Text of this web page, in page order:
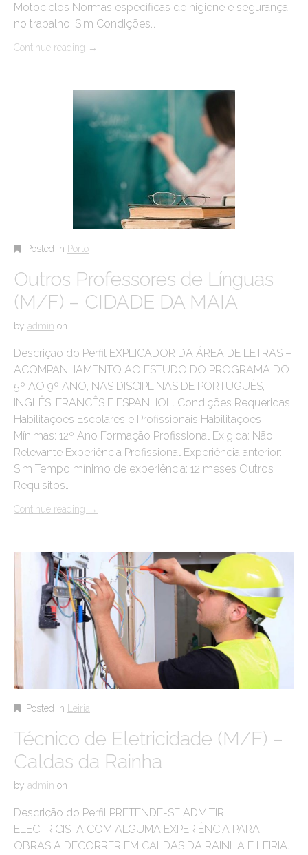
Motociclos Normas específicas de higiene e segurança
no trabalho: Sim Condições…
Continue reading →
Posted in Porto
Outros Professores de Línguas
(M/F) – CIDADE DA MAIA
by admin on
Descrição do Perfil EXPLICADOR DA ÁREA DE LETRAS –
ACOMPANHAMENTO AO ESTUDO DO PROGRAMA DO
5º AO 9º ANO, NAS DISCIPLINAS DE PORTUGUÊS,
INGLÊS, FRANCÊS E ESPANHOL. Condições Requeridas
Habilitações Escolares e Profissionais Habilitações
Mínimas: 12º Ano Formação Profissional Exigida: Não
Relevante Experiência Profissional Experiência anterior:
Sim Tempo mínimo de experiência: 12 meses Outros
Requisitos…
Continue reading →
Posted in Leiria
Técnico de Eletricidade (M/F) –
Caldas da Rainha
by admin on
Descrição do Perfil PRETENDE-SE ADMITIR
ELECTRICISTA COM ALGUMA EXPERIÊNCIA PARA
OBRAS A DECORRER EM CALDAS DA RAINHA E LEIRIA.